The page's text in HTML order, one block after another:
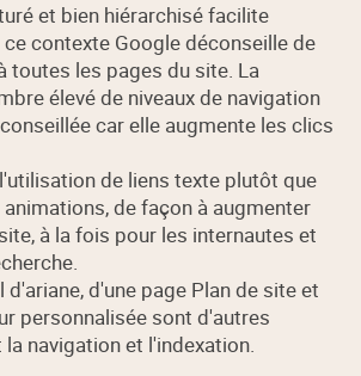
et bien hiérarchisé facilite
contexte Google déconseille de
toutes les pages du site. La
élevé de niveaux de navigation
car elle augmente les clics
de liens texte plutôt que
de façon à augmenter
à la fois pour les internautes et
d'ariane, d'une page Plan de site et
personnalisée sont d'autres
navigation et l'indexation.